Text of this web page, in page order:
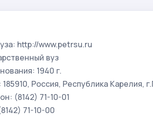
http://www.petrsu.ru
вуз
1940 г.
Россия, Республика Карелия,
(8142) 71-10-01
71-10-00